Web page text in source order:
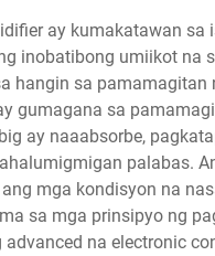
ay kumakatawan
inobatibong umiikot na
hangin sa
gumagana sa
ay naaabsorbe,
palabas.
mga kondisyon na
sa mga prinsipyo ng
advanced na electronic